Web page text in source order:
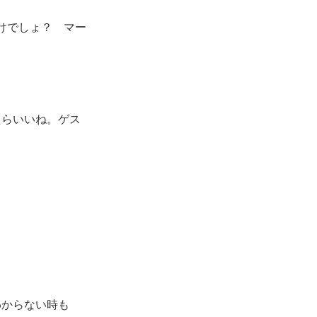
でしょ？ マー
いいね。ゲス
らない時も